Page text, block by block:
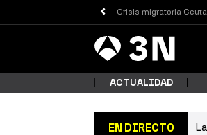
Crisis migratoria Ceuta
Antena
3 Noticias
ACTUALIDAD
EN DIRECTO